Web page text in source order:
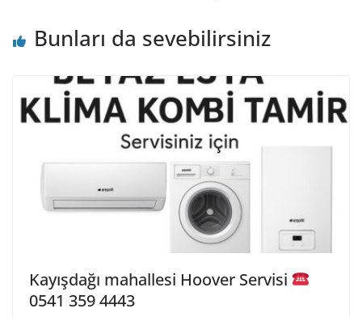
Bunları da sevebilirsiniz
Kayışdağı mahallesi Hoover Servisi
0541 359 4443